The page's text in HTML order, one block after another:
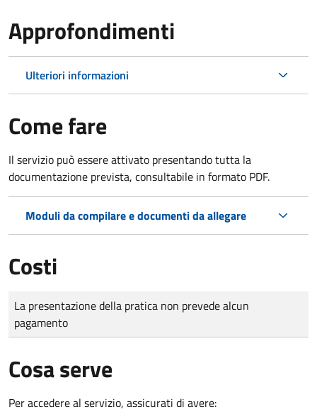
Approfondimenti
Ulteriori informazioni
Come fare
Il servizio può essere attivato presentando tutta la
documentazione prevista, consultabile in formato PDF.
Moduli da compilare e documenti da allegare
Costi
Tipo di pagamento
Importo
La presentazione della pratica non prevede alcun
pagamento
Cosa serve
Per accedere al servizio, assicurati di avere: